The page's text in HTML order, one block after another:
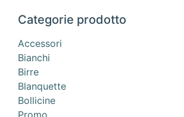
Categorie prodotto
Accessori
Bianchi
Birre
Blanquette
Bollicine